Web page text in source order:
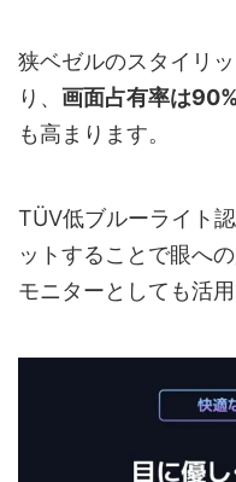
狭ベゼルのスタイリ
り、 画面占有率は90%
も高まります。
TÜV低ブルーライト
ットすることで眼へ
モニターとしても活